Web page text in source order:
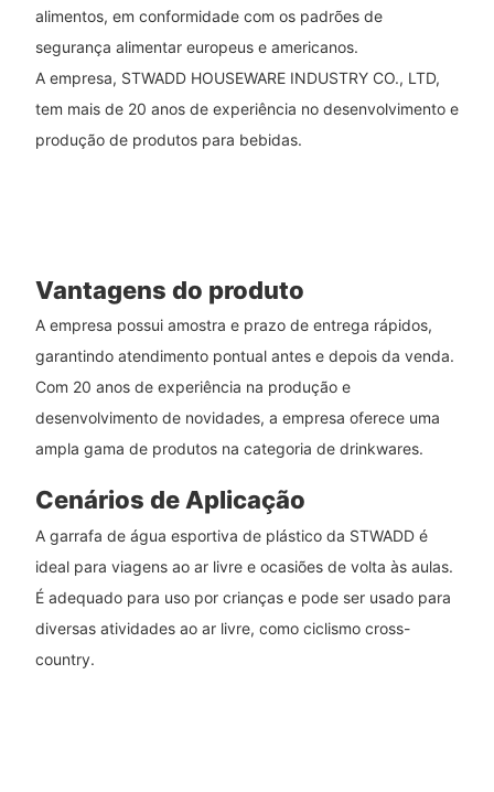
alimentos, em conformidade com os padrões de
segurança alimentar europeus e americanos.
A empresa, STWADD HOUSEWARE INDUSTRY CO., LTD,
tem mais de 20 anos de experiência no desenvolvimento e
produção de produtos para bebidas.
Vantagens do produto
A empresa possui amostra e prazo de entrega rápidos,
garantindo atendimento pontual antes e depois da venda.
Com 20 anos de experiência na produção e
desenvolvimento de novidades, a empresa oferece uma
ampla gama de produtos na categoria de drinkwares.
Cenários de Aplicação
A garrafa de água esportiva de plástico da STWADD é
ideal para viagens ao ar livre e ocasiões de volta às aulas.
É adequado para uso por crianças e pode ser usado para
diversas atividades ao ar livre, como ciclismo cross-
country.